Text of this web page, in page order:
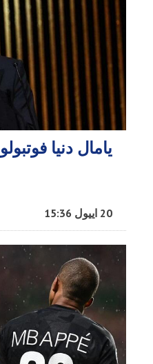
یامال دنیا
20 اییول 15:36